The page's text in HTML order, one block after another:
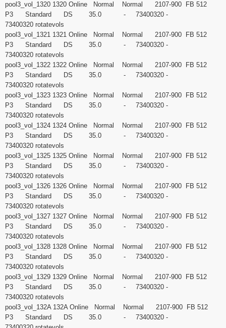
pool3_vol_1320 1320 Online Normal Normal 2107-900 FB 512
P3 Standard DS 35.0 - 73400320 -
73400320 rotatevols
pool3_vol_1321 1321 Online Normal Normal 2107-900 FB 512
P3 Standard DS 35.0 - 73400320 -
73400320 rotatevols
pool3_vol_1322 1322 Online Normal Normal 2107-900 FB 512
P3 Standard DS 35.0 - 73400320 -
73400320 rotatevols
pool3_vol_1323 1323 Online Normal Normal 2107-900 FB 512
P3 Standard DS 35.0 - 73400320 -
73400320 rotatevols
pool3_vol_1324 1324 Online Normal Normal 2107-900 FB 512
P3 Standard DS 35.0 - 73400320 -
73400320 rotatevols
pool3_vol_1325 1325 Online Normal Normal 2107-900 FB 512
P3 Standard DS 35.0 - 73400320 -
73400320 rotatevols
pool3_vol_1326 1326 Online Normal Normal 2107-900 FB 512
P3 Standard DS 35.0 - 73400320 -
73400320 rotatevols
pool3_vol_1327 1327 Online Normal Normal 2107-900 FB 512
P3 Standard DS 35.0 - 73400320 -
73400320 rotatevols
pool3_vol_1328 1328 Online Normal Normal 2107-900 FB 512
P3 Standard DS 35.0 - 73400320 -
73400320 rotatevols
pool3_vol_1329 1329 Online Normal Normal 2107-900 FB 512
P3 Standard DS 35.0 - 73400320 -
73400320 rotatevols
pool3_vol_132A 132A Online Normal Normal 2107-900 FB 512
P3 Standard DS 35.0 - 73400320 -